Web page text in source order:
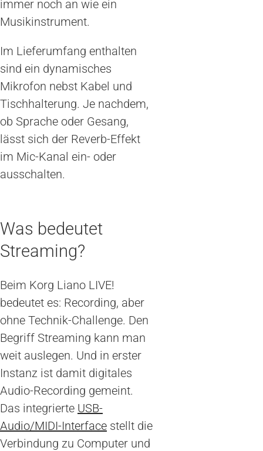
immer noch an wie ein
Musikinstrument.
Im Lieferumfang enthalten
sind ein dynamisches
Mikrofon nebst Kabel und
Tischhalterung. Je nachdem,
ob Sprache oder Gesang,
lässt sich der Reverb-Effekt
im Mic-Kanal ein- oder
ausschalten.
Was bedeutet
Streaming?
Beim Korg Liano LIVE!
bedeutet es: Recording, aber
ohne Technik-Challenge. Den
Begriff Streaming kann man
weit auslegen. Und in erster
Instanz ist damit digitales
Audio-Recording gemeint.
Das integrierte USB-
Audio/MIDI-Interface stellt die
Verbindung zu Computer und